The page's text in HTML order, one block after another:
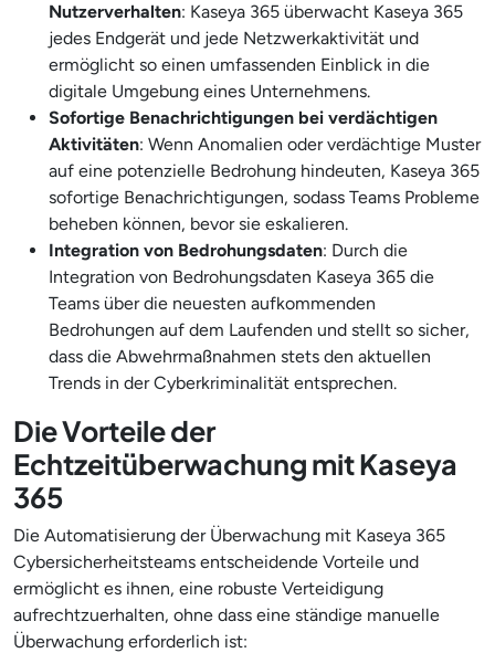
Nutzerverhalten: Kaseya 365 überwacht Kaseya 365
jedes Endgerät und jede Netzwerkaktivität und
ermöglicht so einen umfassenden Einblick in die
digitale Umgebung eines Unternehmens.
Sofortige Benachrichtigungen bei verdächtigen
Aktivitäten: Wenn Anomalien oder verdächtige Muster
auf eine potenzielle Bedrohung hindeuten, Kaseya 365
sofortige Benachrichtigungen, sodass Teams Probleme
beheben können, bevor sie eskalieren.
Integration von Bedrohungsdaten: Durch die
Integration von Bedrohungsdaten Kaseya 365 die
Teams über die neuesten aufkommenden
Bedrohungen auf dem Laufenden und stellt so sicher,
dass die Abwehrmaßnahmen stets den aktuellen
Trends in der Cyberkriminalität entsprechen.
Die Vorteile der
Echtzeitüberwachung mit Kaseya
365
Die Automatisierung der Überwachung mit Kaseya 365
Cybersicherheitsteams entscheidende Vorteile und
ermöglicht es ihnen, eine robuste Verteidigung
aufrechtzuerhalten, ohne dass eine ständige manuelle
Überwachung erforderlich ist: